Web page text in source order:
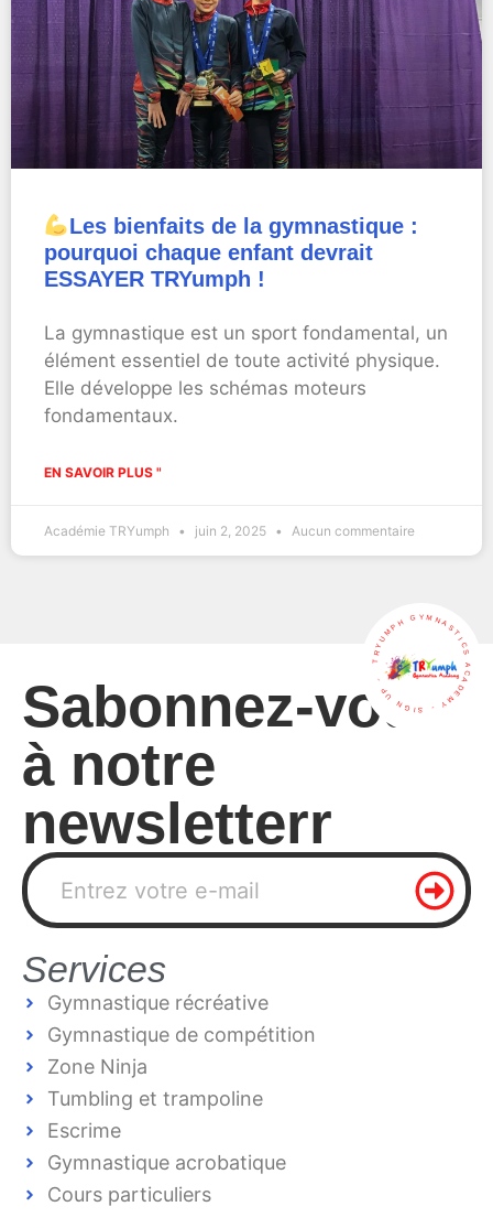
Les bienfaits de la gymnastique :
pourquoi chaque enfant devrait
ESSAYER TRYumph !
La gymnastique est un sport fondamental, un
élément essentiel de toute activité physique.
Elle développe les schémas moteurs
fondamentaux.
EN SAVOIR PLUS "
Académie TRYumph juin 2, 2025 Aucun commentaire
Sabonnez-vous
à notre
newsletterr
TRYUMPH GYMNASTICS ACADEMY - SIGN UP -
Services
Gymnastique récréative
Gymnastique de compétition
Zone Ninja
Tumbling et trampoline
Escrime
Gymnastique acrobatique
Cours particuliers